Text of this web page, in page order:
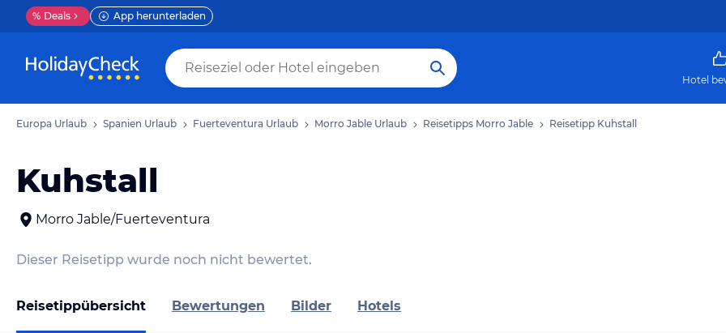
% Deals App herunterladen
Hotel
Europa Urlaub Spanien Urlaub Fuerteventura Urlaub Morro Jable Urlaub Reisetipps Morro Jable Reisetipp Kuhstall
Kuhstall
Morro Jable/Fuerteventura
Dieser Reisetipp wurde noch nicht bewertet.
Reisetippübersicht Bewertungen Bilder Hotels